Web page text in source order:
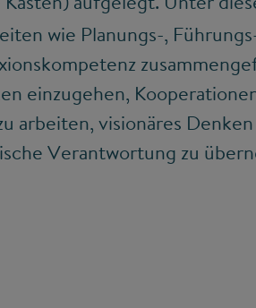
wie Planungs-,
einzugehen,
arbeiten, visionäres Denken
Verantwortung zu